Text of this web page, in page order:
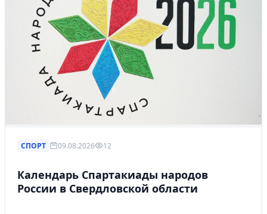
СПОРТ 09.08.2026 12
Календарь Спартакиады народов
России в Свердловской области